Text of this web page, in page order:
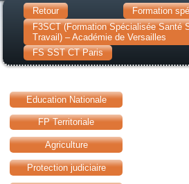
Retour
Formation
F3SCT (Formation Spécialisée Santé
Travail) – Académie de Versailles
FS SST CT Paris
Education Nationale
FP Territoriale
Agriculture
Protection judiciaire